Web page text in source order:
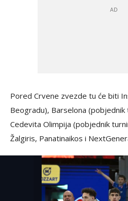
Pored Crvene zvezde tu će biti
Beogradu), Barselona (pobjednik
Cedevita Olimpija (pobjednik
Žalgiris, Panatinaikos i